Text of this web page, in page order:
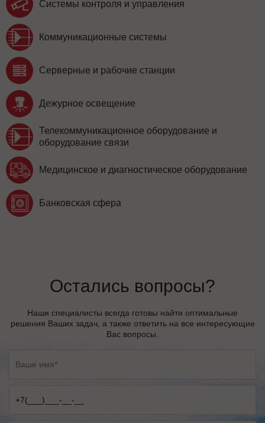
Системы контроля и управления
Коммуникационные системы
Серверные и рабочие станции
Дежурное освещение
Телекоммуникационное оборудование и
оборудование связи
Медицинское и диагностическое оборудование
Банковская сфера
Остались вопросы?
Наши специалисты всегда готовы найти оптимальные
решения Ваших задач, а также ответить на все интересующие
Вас вопросы.